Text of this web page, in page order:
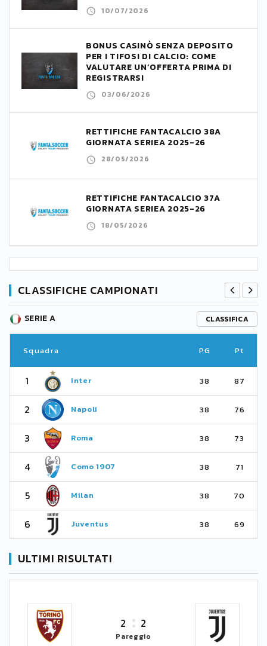
10/07/2026
BONUS CASINÒ SENZA DEPOSITO
PER I TIFOSI DI CALCIO: COME
VALUTARE UN’OFFERTA PRIMA DI
REGISTRARSI
03/06/2026
RETTIFICHE FANTACALCIO 38A
GIORNATA SERIEA 2025-26
28/05/2026
RETTIFICHE FANTACALCIO 37A
GIORNATA SERIEA 2025-26
18/05/2026
CLASSIFICHE CAMPIONATI
SERIE A CLASSIFICA
Squadra PG Pt
1 Inter 38 87
2 Napoli 38 76
3 Roma 38 73
4 Como 1907 38 71
5 Milan 38 70
6 Juventus 38 69
ULTIMI RISULTATI
2 2
Pareggio